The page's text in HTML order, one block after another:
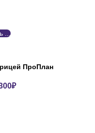
...
ПроПлан
₽